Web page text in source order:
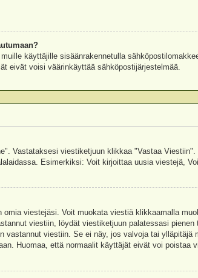
käyttäjille sisäänrakennetulla
eivät voisi väärinkäyttää sähköpostijärjestelmää.
Vastataksesi viestiketjuun klikkaa "Vastaa
Esimerkiksi: Voit kirjoittaa uusia viestejä,
viestejäsi. Voit muokata viestiä klikkaamalla
viestiin, löydät viestiketjuun palatessasi
vastannut viestiin. Se ei näy, jos valvoja tai
Huomaa, että normaalit käyttäjät eivät voi poistaa